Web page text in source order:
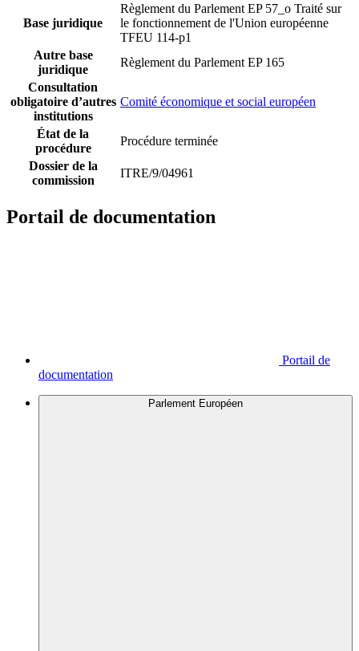
Base juridique
Règlement du Parlement EP 57_o Traité sur
le fonctionnement de l'Union européenne
TFEU 114-p1
Autre base
juridique
Règlement du Parlement EP 165
Consultation
obligatoire d’autres
institutions
Comité économique et social européen
État de la
procédure
Procédure terminée
Dossier de la
commission
ITRE/9/04961
Portail de documentation
Portail de
documentation
Parlement Européen